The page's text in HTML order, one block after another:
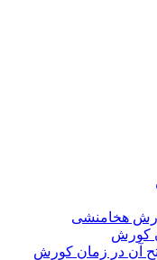
هخامنشی
آن در زمان کورش